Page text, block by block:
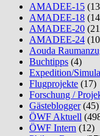
AMADEE-15
AMADEE-18
AMADEE-20
AMADEE-24
Aouda
Buchtipps (4)
Expedition/
Flugprojekte (17)
Forschung /
Gästeblogger(45)
ÖWF Aktuell
ÖWF Intern (12)